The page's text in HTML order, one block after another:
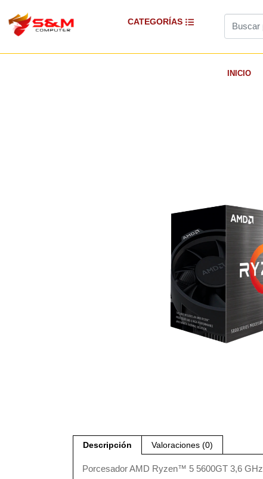
CATEGORÍAS
INICIO
Descripción Valoraciones (0)
Porcesador AMD Ryzen™ 5 5600GT 3,6 GHz